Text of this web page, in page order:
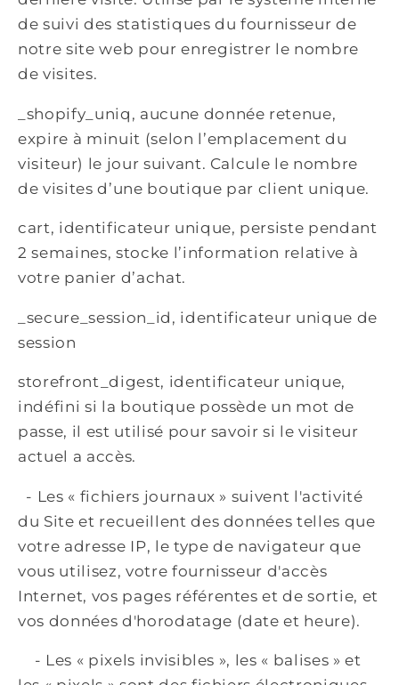
de suivi des statistiques du fournisseur de
notre site web pour enregistrer le nombre
de visites.
_shopify_uniq, aucune donnée retenue,
expire à minuit (selon l’emplacement du
visiteur) le jour suivant. Calcule le nombre
de visites d’une boutique par client unique.
cart, identificateur unique, persiste pendant
2 semaines, stocke l’information relative à
votre panier d’achat.
_secure_session_id, identificateur unique de
session
storefront_digest, identificateur unique,
indéfini si la boutique possède un mot de
passe, il est utilisé pour savoir si le visiteur
actuel a accès.
- Les « fichiers journaux » suivent l'activité
du Site et recueillent des données telles que
votre adresse IP, le type de navigateur que
vous utilisez, votre fournisseur d'accès
Internet, vos pages référentes et de sortie, et
vos données d'horodatage (date et heure).
- Les « pixels invisibles », les « balises » et